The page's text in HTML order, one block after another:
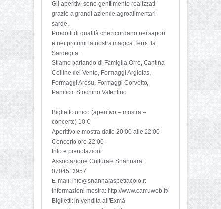
Gli aperitivi sono gentilmente realizzati
grazie a grandi aziende agroalimentari
sarde.
Prodotti di qualità che ricordano nei sapori
e nei profumi la nostra magica Terra: la
Sardegna.
Stiamo parlando di Famiglia Orro, Cantina
Colline del Vento, Formaggi Argiolas,
Formaggi Aresu, Formaggi Corvetto,
Panificio Stochino Valentino
Biglietto unico (aperitivo – mostra –
concerto) 10 €
Aperitivo e mostra dalle 20:00 alle 22:00
Concerto ore 22:00
Info e prenotazioni
Associazione Culturale Shannara:
0704513957
E-mail: info@shannaraspettacolo.it
Informazioni mostra: http://www.camuweb.it/
Biglietti: in vendita all’Exmà